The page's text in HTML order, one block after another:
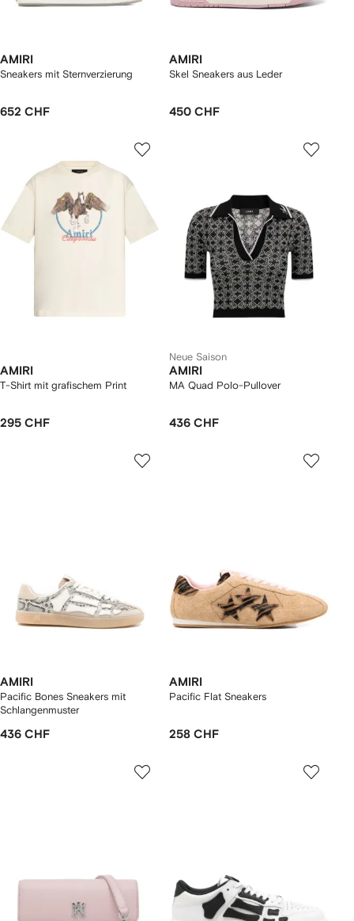
AMIRI
Sneakers mit Sternverzierung
652 CHF
AMIRI
Skel Sneakers aus Leder
450 CHF
AMIRI
T-Shirt mit grafischem Print
295 CHF
Neue Saison
AMIRI
MA Quad Polo-Pullover
436 CHF
AMIRI
Pacific Bones Sneakers mit
Schlangenmuster
436 CHF
AMIRI
Pacific Flat Sneakers
258 CHF